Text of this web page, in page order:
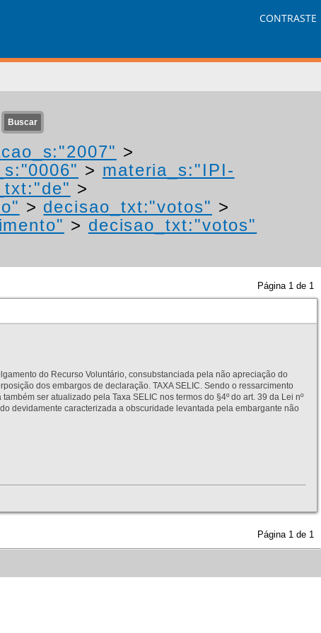
CONTRASTE
>
> materia_s:"IPI-
>
> decisao_txt:"votos" >
> decisao_txt:"votos"
Página 1 de 1
do Recurso Voluntário, consubstanciada pela não apreciação do
dos embargos de declaração. TAXA SELIC. Sendo o ressarcimento
ser atualizado pela Taxa SELIC nos termos do §4º do art. 39 da Lei nº
devidamente caracterizada a obscuridade levantada pela embargante não
Página 1 de 1